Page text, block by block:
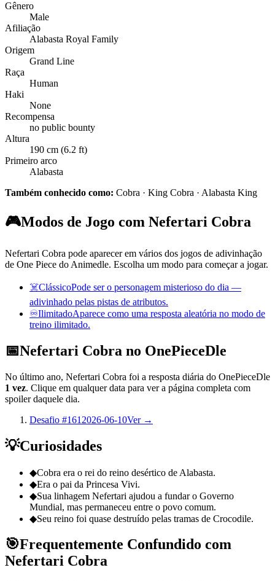
Gênero
Male
Afiliação
Alabasta Royal Family
Origem
Grand Line
Raça
Human
Haki
None
Recompensa
no public bounty
Altura
190 cm (6.2 ft)
Primeiro arco
Alabasta
Também conhecido como: Cobra · King Cobra · Alabasta King
🎮Modos de Jogo com Nefertari Cobra
Nefertari Cobra pode aparecer em vários dos jogos de adivinhação
de One Piece do Animedle. Escolha um modo para começar a jogar.
☠️ClássicoPode ser o personagem misterioso do dia —
adivinhado pelas pistas de atributos.
♾️IlimitadoAparece como uma resposta aleatória no modo de
treino ilimitado.
📅Nefertari Cobra no OnePieceDle
No último ano, Nefertari Cobra foi a resposta diária do OnePieceDle
1 vez. Clique em qualquer data para ver a página completa com
spoiler daquele dia.
Desafio #161 2026-06-10Ver →
💡Curiosidades
◆Cobra era o rei do reino desértico de Alabasta.
◆Era o pai da Princesa Vivi.
◆Sua linhagem Nefertari ajudou a fundar o Governo
Mundial, mas permaneceu entre o povo comum.
◆Seu reino foi quase destruído pelas tramas de Crocodile.
🎯Frequentemente Confundido com
Nefertari Cobra